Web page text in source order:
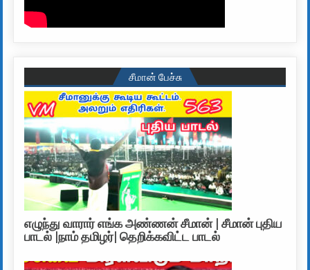
சீமான் பேச்சு
எழுந்து வாரார் எங்க அண்ணன் சீமான் | சீமான் புதிய
பாடல் |நாம் தமிழர்| தெறிக்கவிட்ட பாடல்